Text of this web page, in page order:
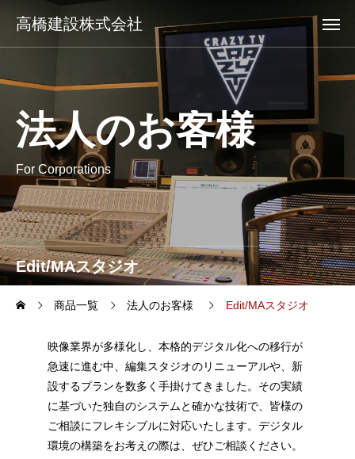
高橋建設株式会社
Edit/MAスタジオ
法人のお客様
For Corporations
商品一覧 法人のお客様 Edit/MAスタジオ
映像業界が多様化し、本格的デジタル化への移行が
急速に進む中、編集スタジオのリニューアルや、新
設するプランを数多く手掛けてきました。その実績
に基づいた独自のシステムと確かな技術で、皆様の
ご相談にフレキシブルに対応いたします。デジタル
環境の構築をお考えの際は、ぜひご相談ください。